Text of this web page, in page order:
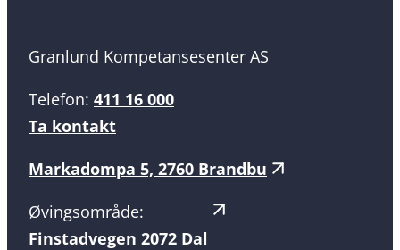
Granlund Kompetansesenter AS
Telefon: 411 16 000
Ta kontakt
Markadompa 5, 2760 Brandbu
Øvingsområde:
Finstadvegen 2072 Dal